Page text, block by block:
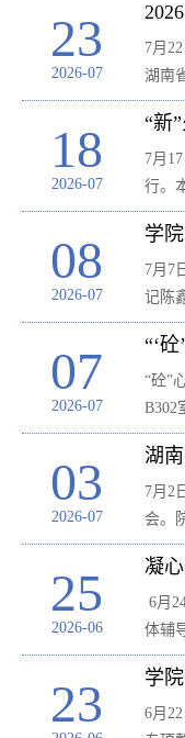
23
2026-07
7月
湖南
18
2026-07
“新
7月
行。
08
2026-07
学
7月7
记陈
07
2026-07
“‘
“砼”
B302
03
2026-07
湖
7月2
会。
25
2026-06
凝
6月
体辅
23 学
6月